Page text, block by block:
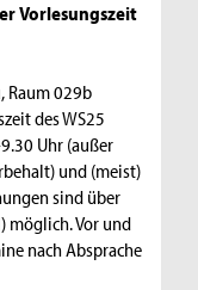
Vorlesungszeit
Raum 029b
des WS25
Uhr (außer
und (meist)
sind über
möglich. Vor und
nach Absprache